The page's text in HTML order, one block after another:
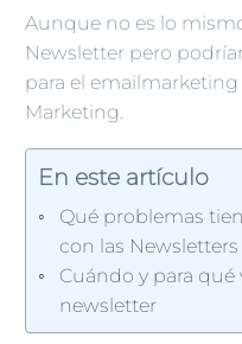
Aunque no es lo
Newsletter pero
para el
Marketing.
En este artículo
Qué problemas
con las Newsletters
Cuándo y para qué
newsletter